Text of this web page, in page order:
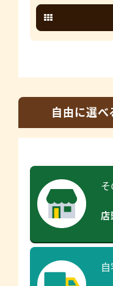
自由に選べ
店